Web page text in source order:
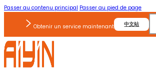
Passer au contenu principal Passer au pied de page
Obtenir un service maintenant 中文站